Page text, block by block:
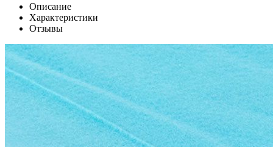
Описание
Характеристики
Отзывы